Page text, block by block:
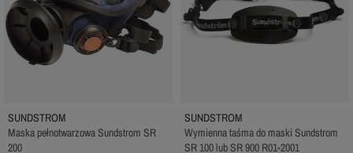
SUNDSTROM
Maska pełnotwarzowa Sundstrom SR
200
SUNDSTROM
Wymienna taśma do maski Sundstrom
SR 100 lub SR 900 R01-2001